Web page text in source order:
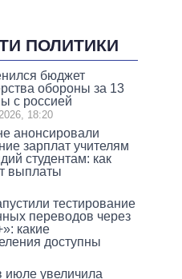
ПОЛИТИКИ
бюджет
обороны за 13
с россией
18:20
анонсировали
зарплат учителям
студентам: как
выплаты
тестирование
переводов через
какие
доступны
июле увеличила